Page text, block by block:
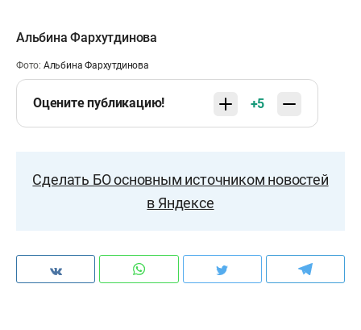
Альбина Фархутдинова
Фото: Альбина Фархутдинова
Оцените публикацию! +5
Сделать БО основным источником новостей
в Яндексе